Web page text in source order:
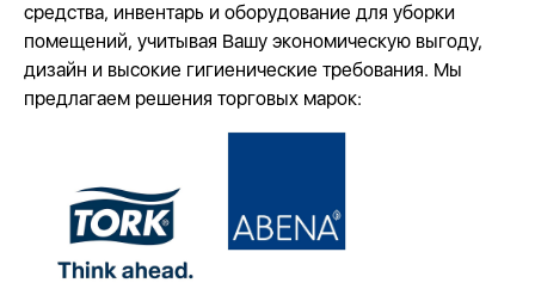
средства, инвентарь и оборудование для уборки
помещений, учитывая Вашу экономическую выгоду,
дизайн и высокие гигиенические требования. Мы
предлагаем решения торговых марок: